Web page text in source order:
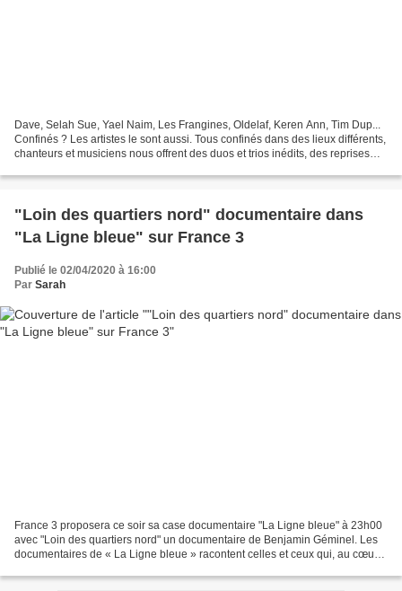
Dave, Selah Sue, Yael Naim, Les Frangines, Oldelaf, Keren Ann, Tim Dup...
Confinés ? Les artistes le sont aussi. Tous confinés dans des lieux différents,
chanteurs et musiciens nous offrent des duos et trios inédits, des reprises
"Loin des quartiers nord" documentaire dans
"La Ligne bleue" sur France 3
Publié le 02/04/2020 à 16:00
Par Sarah
France 3 proposera ce soir sa case documentaire "La Ligne bleue" à 23h00
avec "Loin des quartiers nord" un documentaire de Benjamin Géminel. Les
documentaires de « La Ligne bleue » racontent celles et ceux qui, au cœur